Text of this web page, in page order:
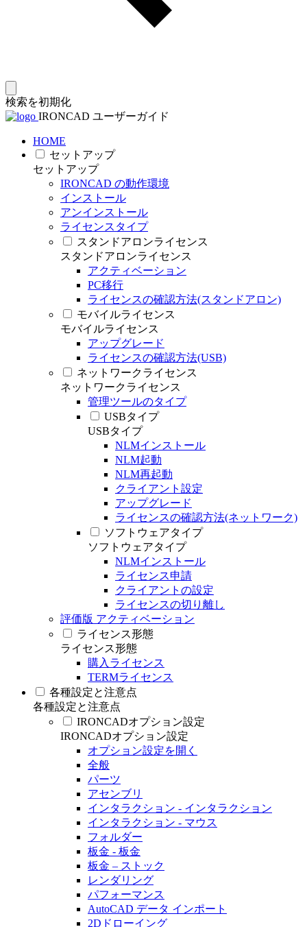
検索を初期化
IRONCAD ユーザーガイド
HOME
セットアップ
セットアップ
IRONCAD の動作環境
インストール
アンインストール
ライセンスタイプ
スタンドアロンライセンス
スタンドアロンライセンス
アクティベーション
PC移行
ライセンスの確認方法(スタンドアロン)
モバイルライセンス
モバイルライセンス
アップグレード
ライセンスの確認方法(USB)
ネットワークライセンス
ネットワークライセンス
管理ツールのタイプ
USBタイプ
USBタイプ
NLMインストール
NLM起動
NLM再起動
クライアント設定
アップグレード
ライセンスの確認方法(ネットワーク)
ソフトウェアタイプ
ソフトウェアタイプ
NLMインストール
ライセンス申請
クライアントの設定
ライセンスの切り離し
評価版 アクティベーション
ライセンス形態
ライセンス形態
購入ライセンス
TERMライセンス
各種設定と注意点
各種設定と注意点
IRONCADオプション設定
IRONCADオプション設定
オプション設定を開く
全般
パーツ
アセンブリ
インタラクション - インタラクション
インタラクション - マウス
フォルダー
板金 - 板金
板金 – ストック
レンダリング
パフォーマンス
AutoCAD データ インポート
2Dドローイング